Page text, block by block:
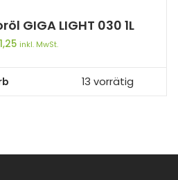
GIGA LIGHT 030 1L
inkl. MwSt.
13 vorrätig